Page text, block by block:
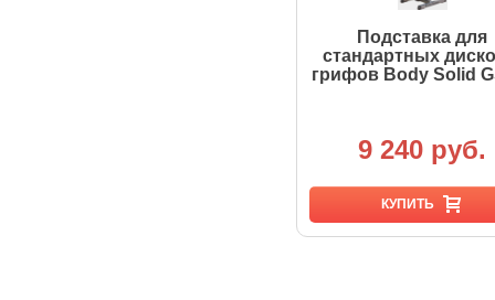
Подставка для
стандартных
грифов Body Solid
9 240 руб.
КУПИТЬ